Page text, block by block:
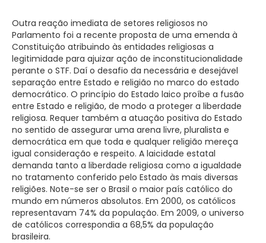
Outra reação imediata de setores religiosos no
Parlamento foi a recente proposta de uma emenda à
Constituição atribuindo às entidades religiosas a
legitimidade para ajuizar ação de inconstitucionalidade
perante o STF. Daí o desafio da necessária e desejável
separação entre Estado e religião no marco do estado
democrático. O princípio do Estado laico proíbe a fusão
entre Estado e religião, de modo a proteger a liberdade
religiosa. Requer também a atuação positiva do Estado
no sentido de assegurar uma arena livre, pluralista e
democrática em que toda e qualquer religião mereça
igual consideração e respeito. A laicidade estatal
demanda tanto a liberdade religiosa como a igualdade
no tratamento conferido pelo Estado às mais diversas
religiões. Note-se ser o Brasil o maior país católico do
mundo em números absolutos. Em 2000, os católicos
representavam 74% da população. Em 2009, o universo
de católicos correspondia a 68,5% da população
brasileira.